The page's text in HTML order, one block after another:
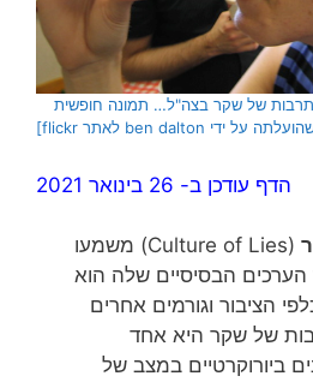
של שקר בצה"ל… תמונה חופשית
הדף עודכן ב- 26 בינואר 2021
(Culture of Lies) משמעו
הבסיסיים שלה הוא
הציבור וגורמים אחרים
של שקר היא אחד
ביורוקרטיים במצב של